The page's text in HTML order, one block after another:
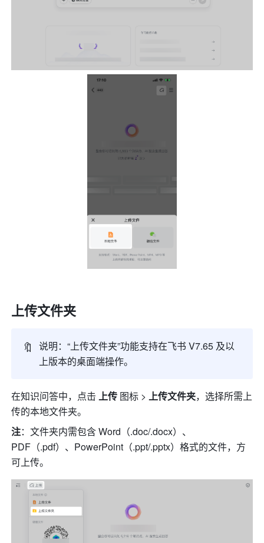
上传文件夹
🔖
说明：“上传文件夹”功能支持在飞书 V7.65 及以
上版本的桌面端操作。
在知识问答中，点击 上传 图标 > 上传文件夹，选择所需上
传的本地文件夹。
注：文件夹内需包含 Word（.doc/.docx）、
PDF（.pdf）、PowerPoint（.ppt/.pptx）格式的文件，方
可上传。